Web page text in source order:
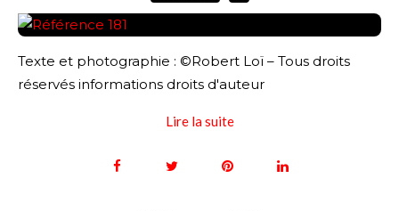
Texte et photographie : ©Robert Loï – Tous droits
réservés informations droits d'auteur
Lire la suite